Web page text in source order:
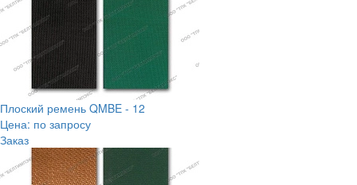
Плоский ремень QMBE - 12
Цена: по запросу
Заказ